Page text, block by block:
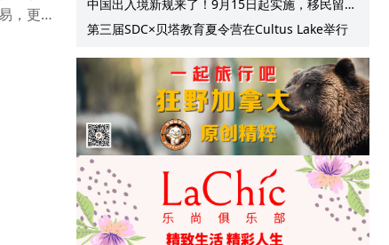
，更暴
质量预警 最高可达35°C！
中国出入境新规来了！9月15日起实施，移民留学
中介迎来最强监管！
第三届SDC×贝塔教育夏令营在Cultus Lake举行